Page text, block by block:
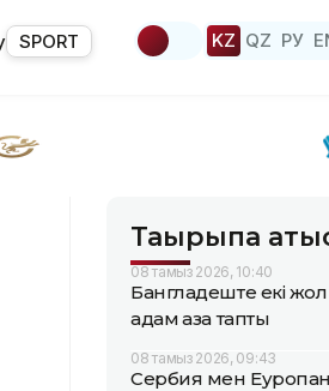
SPORT KZ QZ РУ
Тақырыпқа
08 тамыз 2026, 10:40
Бангладеште екі
адам қаза тапты
08 тамыз 2026, 09:43
Сербия мен